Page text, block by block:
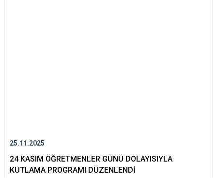
25.11.2025
24 KASIM ÖĞRETMENLER GÜNÜ DOLAYISIYLA
KUTLAMA PROGRAMI DÜZENLENDİ